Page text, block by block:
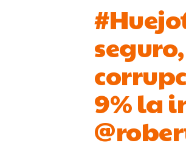
9% la